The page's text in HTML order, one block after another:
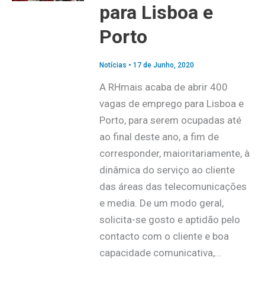
para Lisboa e
Porto
Notícias • 17 de Junho, 2020
A RHmais acaba de abrir 400
vagas de emprego para Lisboa e
Porto, para serem ocupadas até
ao final deste ano, a fim de
corresponder, maioritariamente, à
dinâmica do serviço ao cliente
das áreas das telecomunicações
e media. De um modo geral,
solicita-se gosto e aptidão pelo
contacto com o cliente e boa
capacidade comunicativa,…